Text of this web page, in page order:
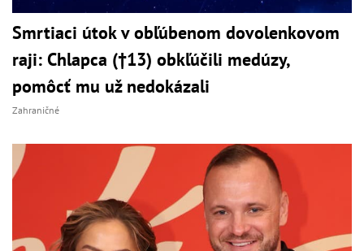
Smrtiaci útok v obľúbenom dovolenkovom
raji: Chlapca (†13) obkľúčili medúzy,
pomôcť mu už nedokázali
Zahraničné